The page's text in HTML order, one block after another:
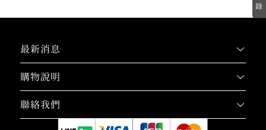
錄
最新消息
購物說明
聯絡我們